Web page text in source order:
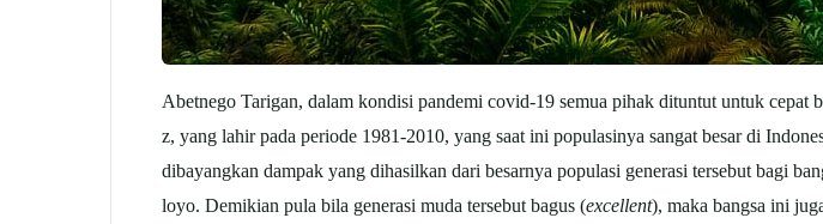
Abetnego Tarigan, dalam kondisi pandemi covid-19 semua pihak dituntut untuk cepat
z, yang lahir pada periode 1981-2010, yang saat ini populasinya sangat besar di
dibayangkan dampak yang dihasilkan dari besarnya populasi generasi tersebut bagi
loyo. Demikian pula bila generasi muda tersebut bagus (excellent), maka bangsa ini